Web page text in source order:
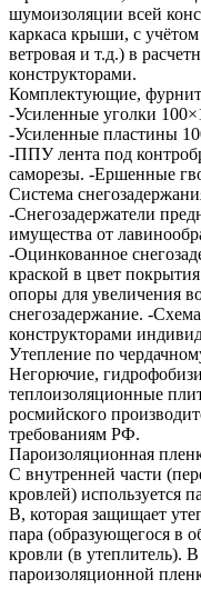
шумоизоляции всей
каркаса крыши, с учётом
ветровая и т.д.) в
конструкторами.
Комплектующие,
-Усиленные уголки
-Усиленные пластины
-ППУ лента под
саморезы. -Ершенные
Система
-Снегозадержатели
имущества от
-Оцинкованное
краской в цвет
опоры для увеличения
снегозадержание. -
конструкторами
Утепление по
Негорючие,
теплоизоляционные
росмийского
требованиям РФ.
Пароизоляционная
С внутренней части
кровлей)
В, которая защищает
пара (образующегося в
кровли (в утеплитель).
пароизоляционной